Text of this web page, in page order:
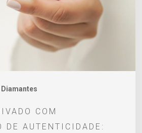
Diamantes
COM
DE AUTENTICIDADE: